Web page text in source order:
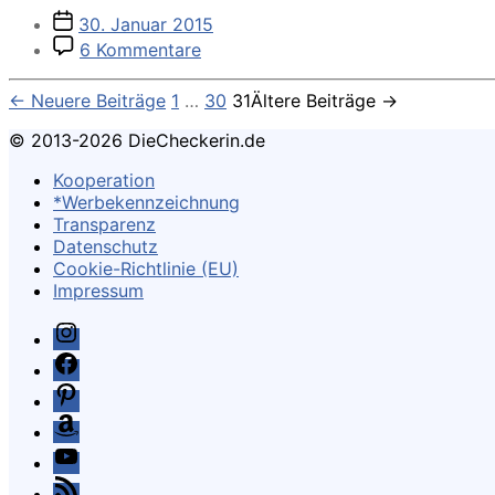
Veröffentlichungsdatum
30. Januar 2015
6 Kommentarezu
Döner
Rezept
Seitennummerierung
der
Beiträge
← Neuere Beiträge 1 … 30 31Ältere Beiträge →
© 2013-2026 DieCheckerin.de
Kooperation
*Werbekennzeichnung
Transparenz
Datenschutz
Cookie-Richtlinie (EU)
Impressum
Instagram
Facebook
Pinterest
Amazon
Youtube
Feed